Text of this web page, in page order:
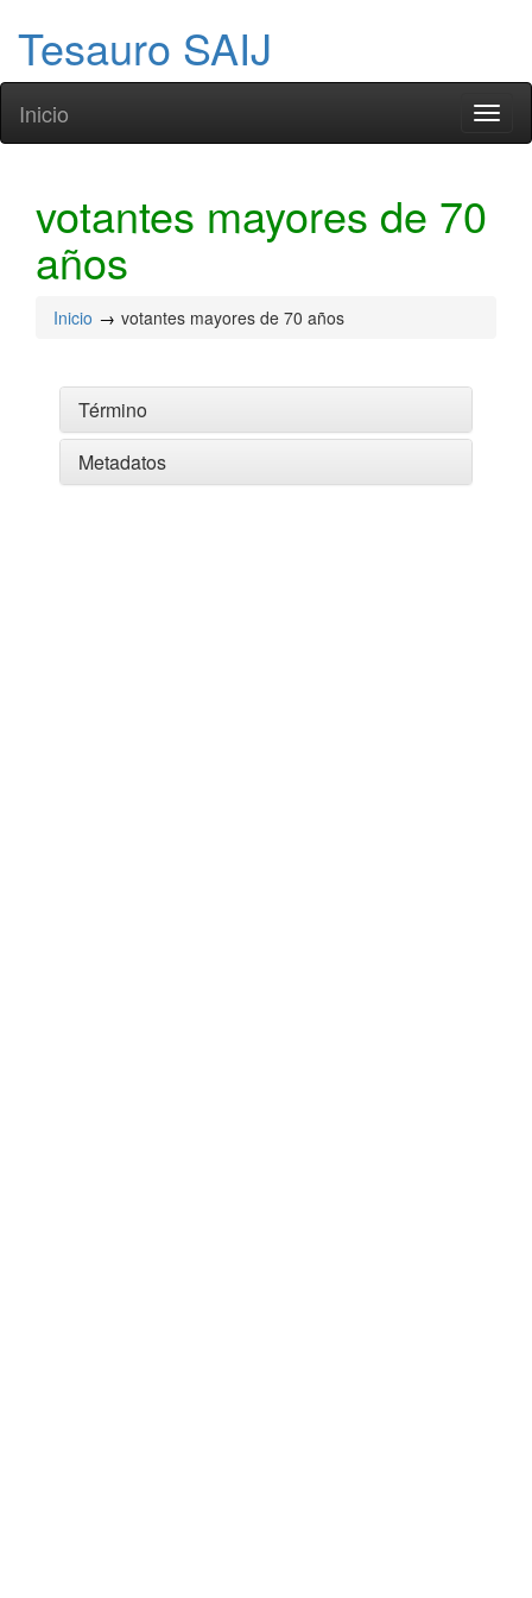
Tesauro SAIJ
Inicio
votantes mayores de 70
años
Inicio votantes mayores de 70 años
Término
Metadatos